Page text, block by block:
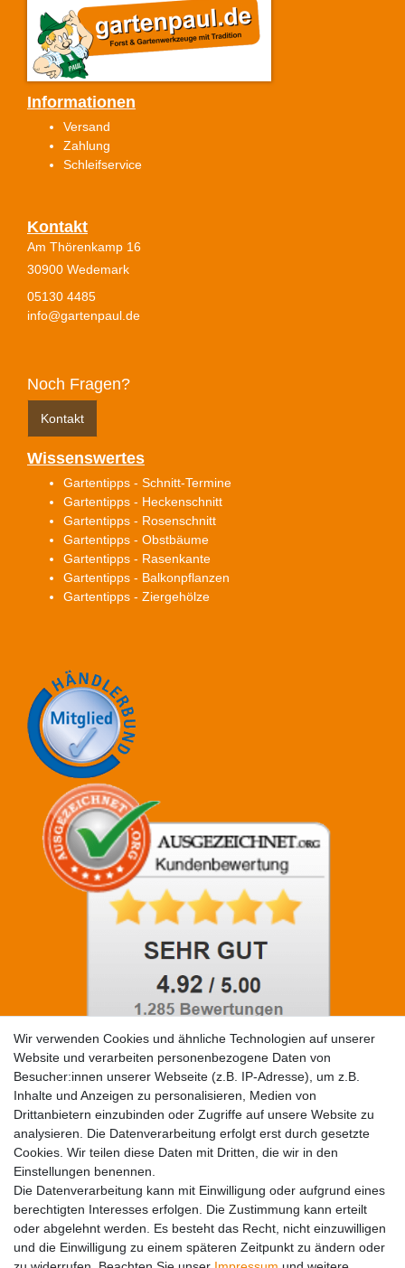
Informationen
Versand
Zahlung
Schleifservice
Kontakt
Am Thörenkamp 16
30900 Wedemark
05130 4485
info@gartenpaul.de
Noch Fragen?
Kontakt
Wissenswertes
Gartentipps - Schnitt-Termine
Gartentipps - Heckenschnitt
Gartentipps - Rosenschnitt
Gartentipps - Obstbäume
Gartentipps - Rasenkante
Gartentipps - Balkonpflanzen
Gartentipps - Ziergehölze
Social Media
Zahlungsarten
Wir verwenden Cookies und ähnliche Technologien auf unserer
Website und verarbeiten personenbezogene Daten von
Besucher:innen unserer Webseite (z.B. IP-Adresse), um z.B.
Inhalte und Anzeigen zu personalisieren, Medien von
Drittanbietern einzubinden oder Zugriffe auf unsere Website zu
analysieren. Die Datenverarbeitung erfolgt erst durch gesetzte
Cookies. Wir teilen diese Daten mit Dritten, die wir in den
Einstellungen benennen.
Die Datenverarbeitung kann mit Einwilligung oder aufgrund eines
berechtigten Interesses erfolgen. Die Zustimmung kann erteilt
oder abgelehnt werden. Es besteht das Recht, nicht einzuwilligen
und die Einwilligung zu einem späteren Zeitpunkt zu ändern oder